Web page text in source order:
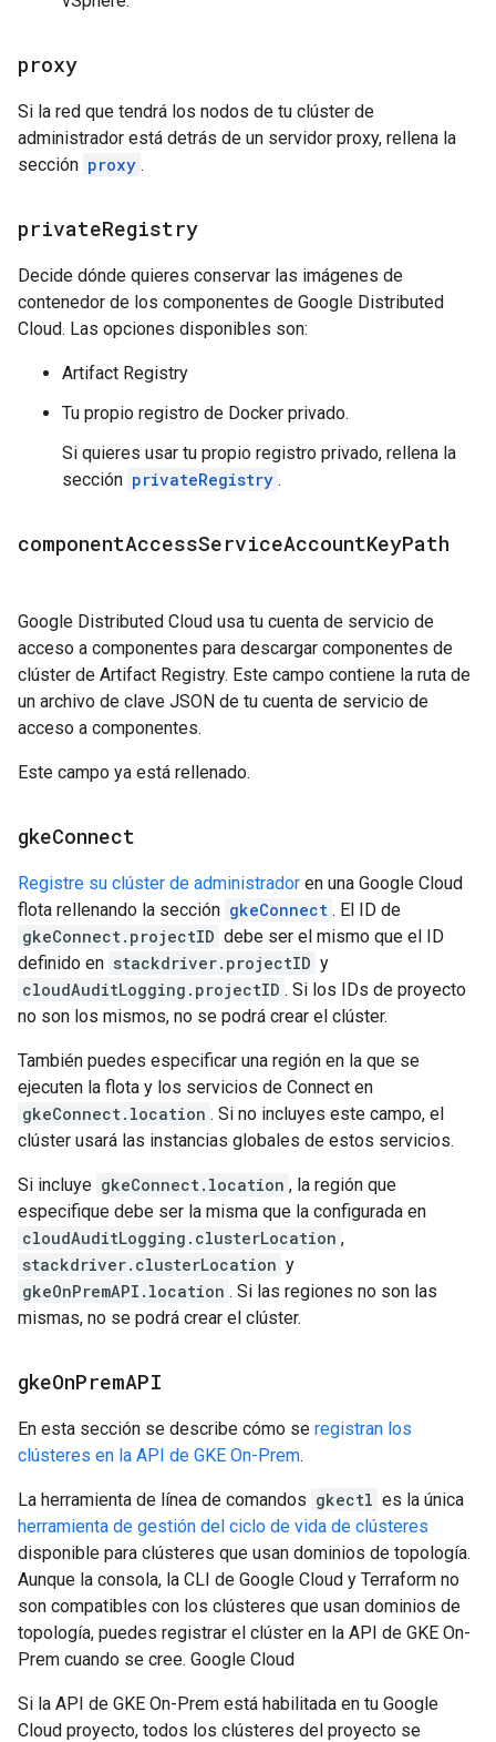
proxy
Si la red que tendrá los nodos de tu clúster de
administrador está detrás de un servidor proxy, rellena la
sección proxy .
privateRegistry
Decide dónde quieres conservar las imágenes de
contenedor de los componentes de Google Distributed
Cloud. Las opciones disponibles son:
Artifact Registry
Tu propio registro de Docker privado.
Si quieres usar tu propio registro privado, rellena la
sección privateRegistry .
componentAccessServiceAccountKeyPath
Google Distributed Cloud usa tu cuenta de servicio de
acceso a componentes para descargar componentes de
clúster de Artifact Registry. Este campo contiene la ruta de
un archivo de clave JSON de tu cuenta de servicio de
acceso a componentes.
Este campo ya está rellenado.
gkeConnect
Registre su clúster de administrador en una Google Cloud
flota rellenando la sección gkeConnect . El ID de
gkeConnect.projectID debe ser el mismo que el ID
definido en stackdriver.projectID y
cloudAuditLogging.projectID . Si los IDs de proyecto
no son los mismos, no se podrá crear el clúster.
También puedes especificar una región en la que se
ejecuten la flota y los servicios de Connect en
gkeConnect.location . Si no incluyes este campo, el
clúster usará las instancias globales de estos servicios.
Si incluye gkeConnect.location , la región que
especifique debe ser la misma que la configurada en
cloudAuditLogging.clusterLocation ,
stackdriver.clusterLocation y
gkeOnPremAPI.location . Si las regiones no son las
mismas, no se podrá crear el clúster.
gkeOnPremAPI
En esta sección se describe cómo se registran los
clústeres en la API de GKE On-Prem.
La herramienta de línea de comandos gkectl es la única
herramienta de gestión del ciclo de vida de clústeres
disponible para clústeres que usan dominios de topología.
Aunque la consola, la CLI de Google Cloud y Terraform no
son compatibles con los clústeres que usan dominios de
topología, puedes registrar el clúster en la API de GKE On-
Prem cuando se cree. Google Cloud
Si la API de GKE On-Prem está habilitada en tu Google
Cloud proyecto, todos los clústeres del proyecto se